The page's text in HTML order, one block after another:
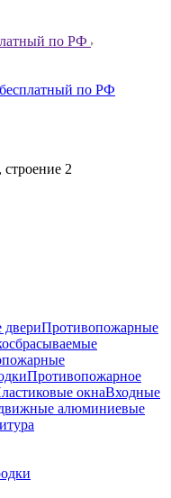
по РФ
по РФ
2
двериПротивопожарные
Противопожарное
окнаВходные
алюминиевые